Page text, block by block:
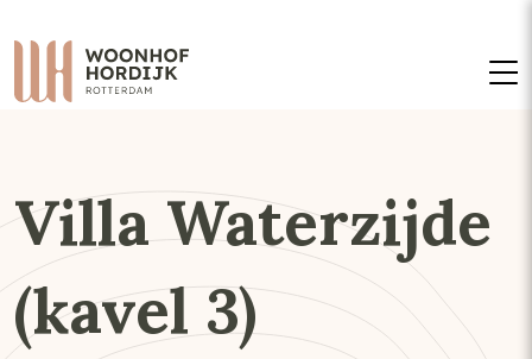
Villa Waterzijde
(kavel 3)